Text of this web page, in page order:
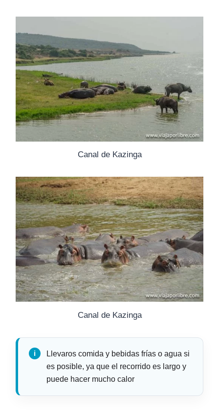
Canal de Kazinga
Canal de Kazinga
Llevaros comida y bebidas frías o agua si
es posible, ya que el recorrido es largo y
puede hacer mucho calor